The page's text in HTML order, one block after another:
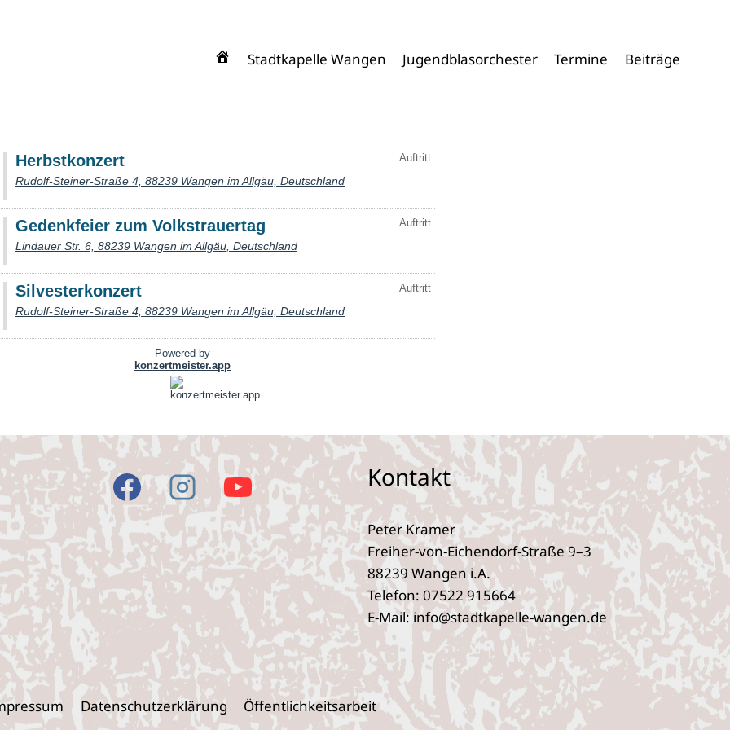
Stadt­ka­pel­le Wan­gen Jugend­blas­or­ches­ter Ter­mi­ne Bei­trä­ge
Kontakt
Peter Kramer
Freiher-von-Eichendorf-Straße 9–3
88239 Wangen i.A.
Telefon: 07522 915664
E‑Mail: info@stadtkapelle-wangen.de
Daten­schutz­er­klä­rung Öffent­lich­keits­ar­beit